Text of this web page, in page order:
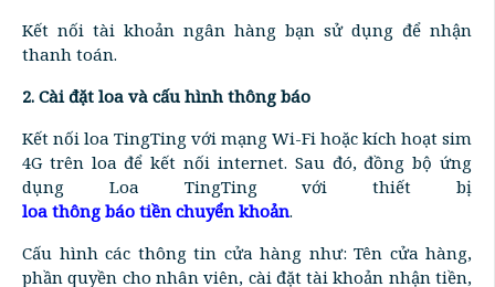
Kết nối tài khoản ngân hàng bạn sử dụng để nhận
thanh toán.
2. Cài đặt loa và cấu hình thông báo
Kết nối loa TingTing với mạng Wi-Fi hoặc kích hoạt sim
4G trên loa để kết nối internet. Sau đó, đồng bộ ứng
dụng Loa TingTing với thiết bị
loa thông báo tiền chuyển khoản.
Cấu hình các thông tin cửa hàng như: Tên cửa hàng,
phần quyền cho nhân viên, cài đặt tài khoản nhận tiền,